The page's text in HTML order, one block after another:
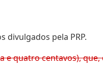
divulgados pela PRP.
e quatro centavos),